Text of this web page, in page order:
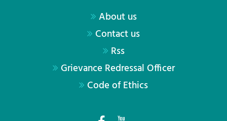
About us
Contact us
Rss
Grievance Redressal Officer
Code of Ethics